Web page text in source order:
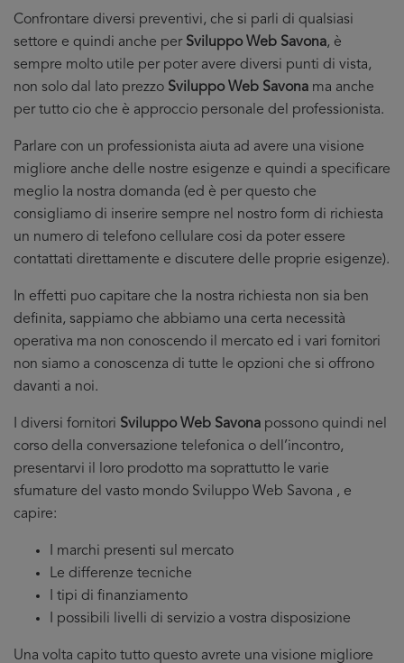
Confrontare diversi preventivi, che si parli di qualsiasi
settore e quindi anche per Sviluppo Web Savona, è
sempre molto utile per poter avere diversi punti di vista,
non solo dal lato prezzo Sviluppo Web Savona ma anche
per tutto cio che è approccio personale del professionista.
Parlare con un professionista aiuta ad avere una visione
migliore anche delle nostre esigenze e quindi a specificare
meglio la nostra domanda (ed è per questo che
consigliamo di inserire sempre nel nostro form di richiesta
un numero di telefono cellulare cosi da poter essere
contattati direttamente e discutere delle proprie esigenze).
In effetti puo capitare che la nostra richiesta non sia ben
definita, sappiamo che abbiamo una certa necessità
operativa ma non conoscendo il mercato ed i vari fornitori
non siamo a conoscenza di tutte le opzioni che si offrono
davanti a noi.
I diversi fornitori Sviluppo Web Savona possono quindi nel
corso della conversazione telefonica o dell’incontro,
presentarvi il loro prodotto ma soprattutto le varie
sfumature del vasto mondo Sviluppo Web Savona , e
capire:
I marchi presenti sul mercato
Le differenze tecniche
I tipi di finanziamento
I possibili livelli di servizio a vostra disposizione
Una volta capito tutto questo avrete una visione migliore